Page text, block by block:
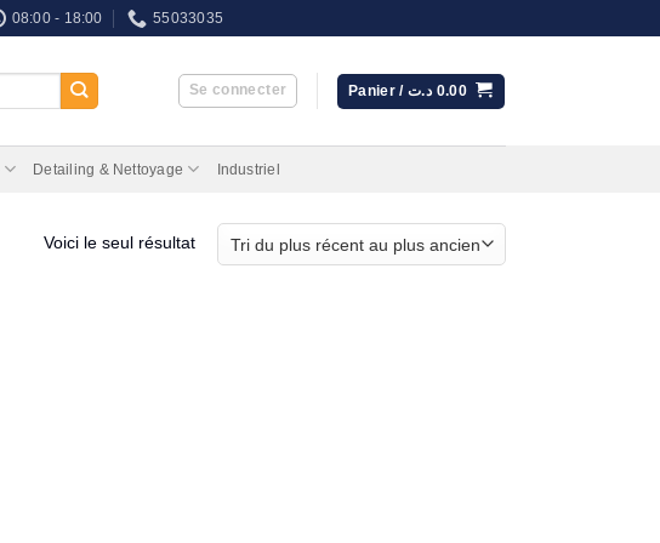
08:00 - 18:00 55033035
Se connecter Panier / 0.00 د.ت
Detailing & Nettoyage Industriel
Voici le seul résultat